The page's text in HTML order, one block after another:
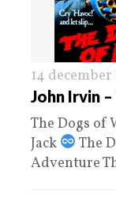
14
John Irvin
The Dogs of
Jack
The
Adventure